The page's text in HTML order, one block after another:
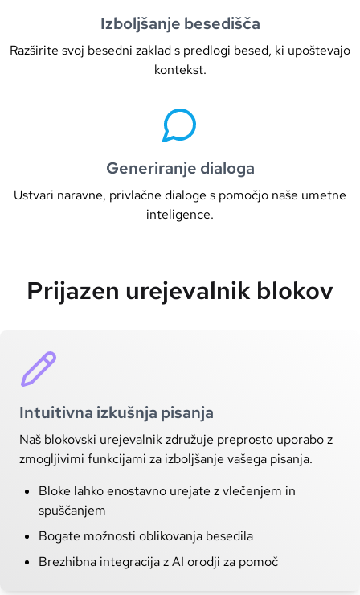
Izboljšanje besedišča
Razširite svoj besedni zaklad s predlogi besed, ki upoštevajo
kontekst.
Generiranje dialoga
Ustvari naravne, privlačne dialoge s pomočjo naše umetne
inteligence.
Prijazen urejevalnik blokov
Intuitivna izkušnja pisanja
Naš blokovski urejevalnik združuje preprosto uporabo z
zmogljivimi funkcijami za izboljšanje vašega pisanja.
Bloke lahko enostavno urejate z vlečenjem in
spuščanjem
Bogate možnosti oblikovanja besedila
Brezhibna integracija z AI orodji za pomoč